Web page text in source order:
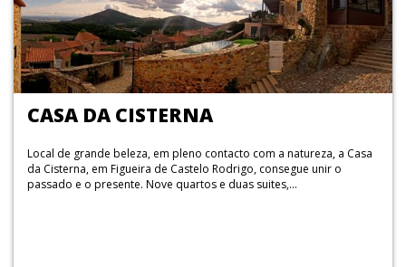
CASA DA CISTERNA
Local de grande beleza, em pleno contacto com a natureza, a Casa
da Cisterna, em Figueira de Castelo Rodrigo, consegue unir o
passado e o presente. Nove quartos e duas suites,...